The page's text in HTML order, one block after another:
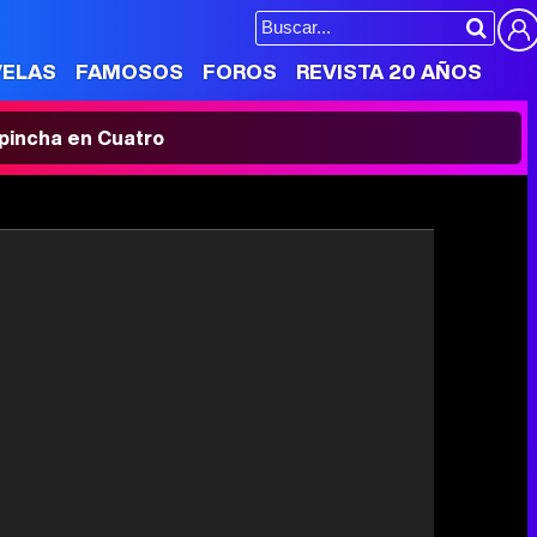
FAMOSOS FOROS REVISTA 20 AÑOS
en Cuatro